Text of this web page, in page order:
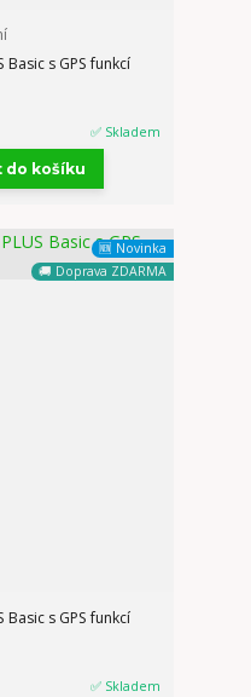
Basic s GPS funkcí
✅ Skladem
do košíku
🆕 Novinka
🚚 Doprava ZDARMA
Basic s GPS funkcí
✅ Skladem